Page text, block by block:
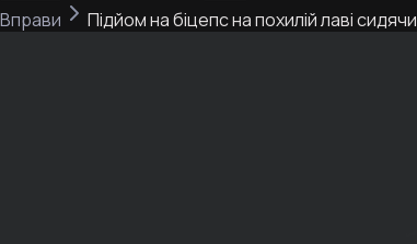
Вправи
Підйом на біцепс на похилій лаві сидячи